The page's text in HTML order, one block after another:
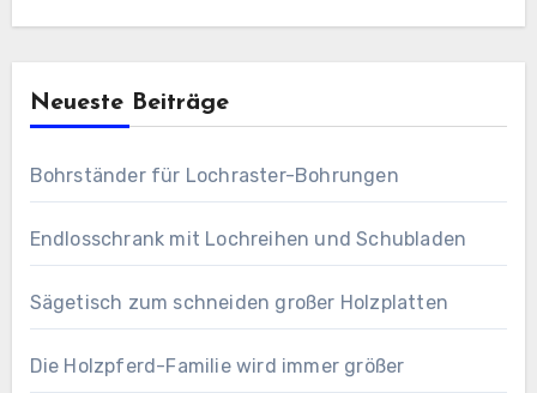
Neueste Beiträge
Bohrständer für Lochraster-Bohrungen
Endlosschrank mit Lochreihen und Schubladen
Sägetisch zum schneiden großer Holzplatten
Die Holzpferd-Familie wird immer größer